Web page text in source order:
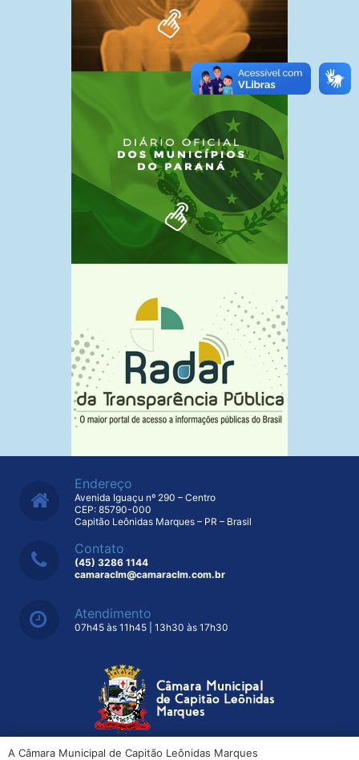
Endereço
Avenida Iguaçu nº 290 – Centro
CEP: 85790-000
Capitão Leônidas Marques – PR – Brasil
Contato
(45) 3286 1144
camaraclm@camaraclm.com.br
Atendimento
07h45 às 11h45 | 13h30 às 17h30
A Câmara Municipal de Capitão Leônidas Marques